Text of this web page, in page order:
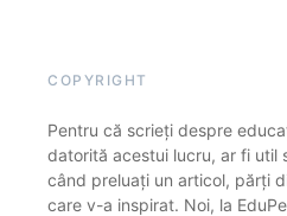
COPYRIGHT
Pentru că scrieți despre
datorită acestui lucru, ar fi util
când preluați un articol, părți
care v-a inspirat. Noi, la